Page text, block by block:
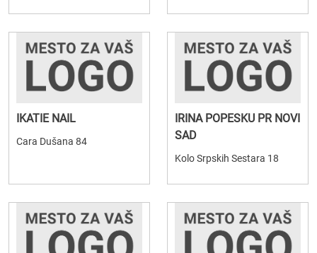
IKATIE NAIL
Cara Dušana 84
IRINA POPESKU PR NOVI
SAD
Kolo Srpskih Sestara 18